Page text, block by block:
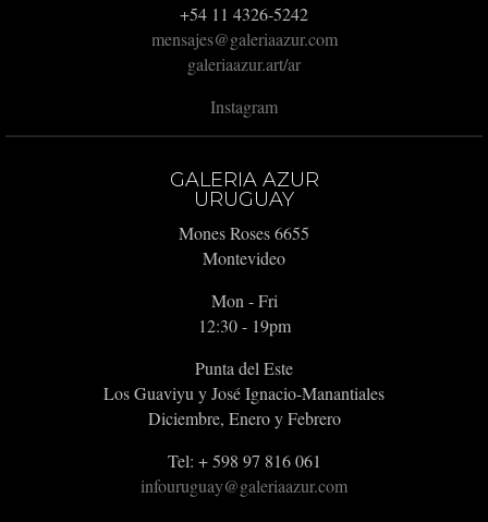
+54 11 4326-5242
mensajes@galeriaazur.com
galeriaazur.art/ar
Instagram
GALERIA AZUR
URUGUAY
Mones Roses 6655
Montevideo
Mon - Fri
12:30 - 19pm
Punta del Este
Los Guaviyu y José Ignacio-Manantiales
Diciembre, Enero y Febrero
Tel: + 598 97 816 061
infouruguay@galeriaazur.com